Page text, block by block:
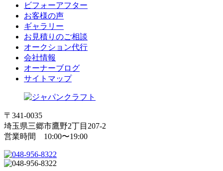
ビフォーアフター
お客様の声
ギャラリー
お見積りのご相談
オークション代行
会社情報
オーナーブログ
サイトマップ
〒341-0035
埼玉県三郷市鷹野2丁目207-2
営業時間 10:00〜19:00